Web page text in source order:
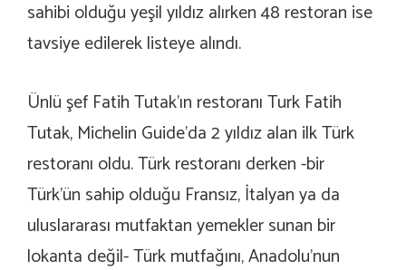
sahibi olduğu yeşil yıldız alırken 48 restoran ise
tavsiye edilerek listeye alındı.
Ünlü şef Fatih Tutak’ın restoranı Turk Fatih
Tutak, Michelin Guide’da 2 yıldız alan ilk Türk
restoranı oldu. Türk restoranı derken -bir
Türk’ün sahip olduğu Fransız, İtalyan ya da
uluslararası mutfaktan yemekler sunan bir
lokanta değil- Türk mutfağını, Anadolu’nun